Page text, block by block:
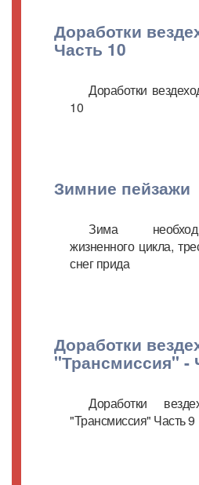
Доработки
Часть 10
Доработки
10
Зимние пейзажи
Зима
жизненного цикла,
снег прида
Доработки
"Трансмиссия" -
Доработки
"Трансмиссия" Часть 9